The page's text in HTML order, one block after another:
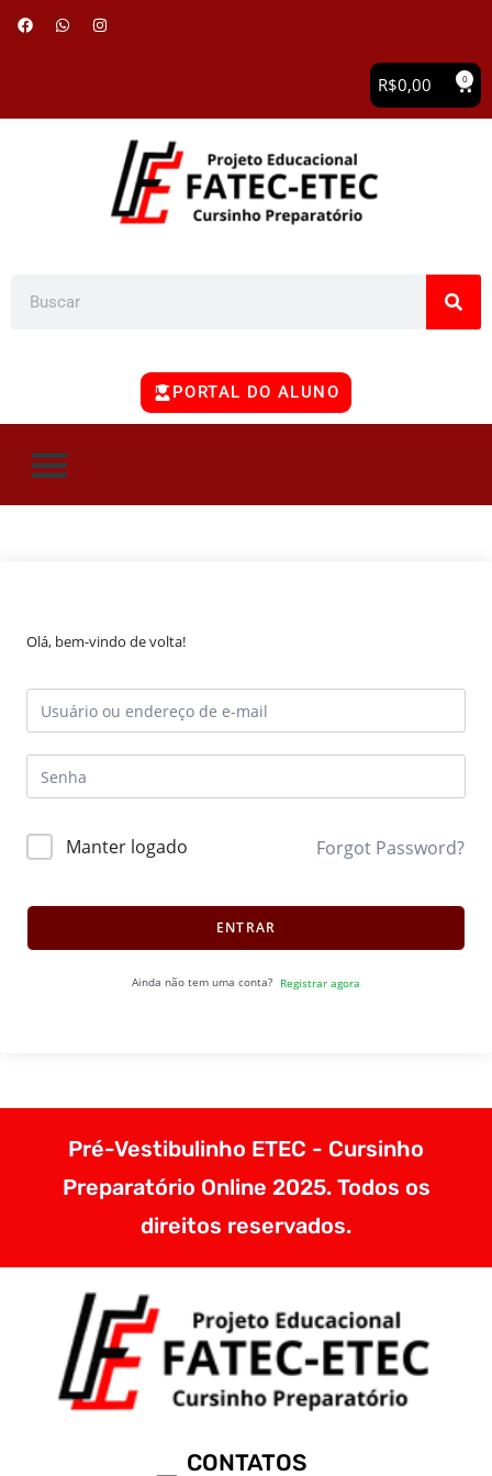
R$0,00 0
PORTAL DO ALUNO
Olá, bem-vindo de volta!
Manter logado Forgot Password?
ENTRAR
Ainda não tem uma conta? Registrar agora
Pré-Vestibulinho ETEC - Cursinho
Preparatório Online 2025. Todos os
direitos reservados.
CONTATOS